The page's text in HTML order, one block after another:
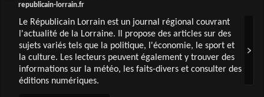
republicain-lorrain.fr
Le Républicain Lorrain est un journal régional couvrant
l'actualité de la Lorraine. Il propose des articles sur des
sujets variés tels que la politique, l'économie, le sport et
la culture. Les lecteurs peuvent également y trouver des
informations sur la météo, les faits-divers et consulter des
éditions numériques.